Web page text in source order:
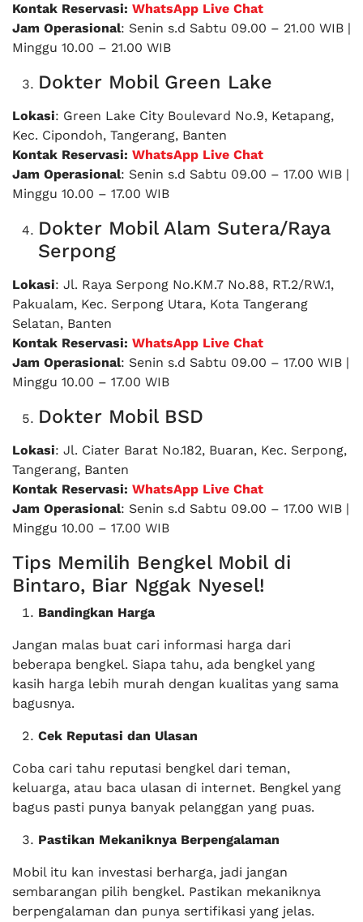
Kontak Reservasi: WhatsApp Live Chat
Jam Operasional: Senin s.d Sabtu 09.00 – 21.00 WIB |
Minggu 10.00 – 21.00 WIB
Dokter Mobil Green Lake
Lokasi: Green Lake City Boulevard No.9, Ketapang,
Kec. Cipondoh, Tangerang, Banten
Kontak Reservasi: WhatsApp Live Chat
Jam Operasional: Senin s.d Sabtu 09.00 – 17.00 WIB |
Minggu 10.00 – 17.00 WIB
Dokter Mobil Alam Sutera/Raya
Serpong
Lokasi: Jl. Raya Serpong No.KM.7 No.88, RT.2/RW.1,
Pakualam, Kec. Serpong Utara, Kota Tangerang
Selatan, Banten
Kontak Reservasi: WhatsApp Live Chat
Jam Operasional: Senin s.d Sabtu 09.00 – 17.00 WIB |
Minggu 10.00 – 17.00 WIB
Dokter Mobil BSD
Lokasi: Jl. Ciater Barat No.182, Buaran, Kec. Serpong,
Tangerang, Banten
Kontak Reservasi: WhatsApp Live Chat
Jam Operasional: Senin s.d Sabtu 09.00 – 17.00 WIB |
Minggu 10.00 – 17.00 WIB
Tips Memilih Bengkel Mobil di
Bintaro, Biar Nggak Nyesel!
Bandingkan Harga
Jangan malas buat cari informasi harga dari
beberapa bengkel. Siapa tahu, ada bengkel yang
kasih harga lebih murah dengan kualitas yang sama
bagusnya.
Cek Reputasi dan Ulasan
Coba cari tahu reputasi bengkel dari teman,
keluarga, atau baca ulasan di internet. Bengkel yang
bagus pasti punya banyak pelanggan yang puas.
Pastikan Mekaniknya Berpengalaman
Mobil itu kan investasi berharga, jadi jangan
sembarangan pilih bengkel. Pastikan mekaniknya
berpengalaman dan punya sertifikasi yang jelas.